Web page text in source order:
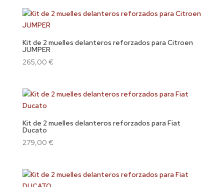
Kit de 2 muelles delanteros reforzados para Citroen
JUMPER
265,00 €
Kit de 2 muelles delanteros reforzados para Fiat
Ducato
279,00 €